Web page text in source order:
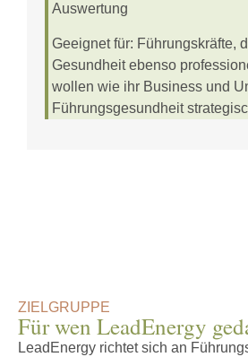
Auswertung
Geeignet für: Führungskräfte,
Gesundheit ebenso
wollen wie ihr Business und
Führungsgesundheit
ZIELGRUPPE
Für wen LeadEnergy
LeadEnergy richtet sich an